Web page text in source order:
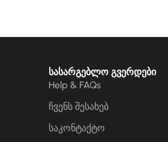
სასარგებლო გვერდები
Help & FAQs
ჩვენს შესახებ
საკონტაქტო